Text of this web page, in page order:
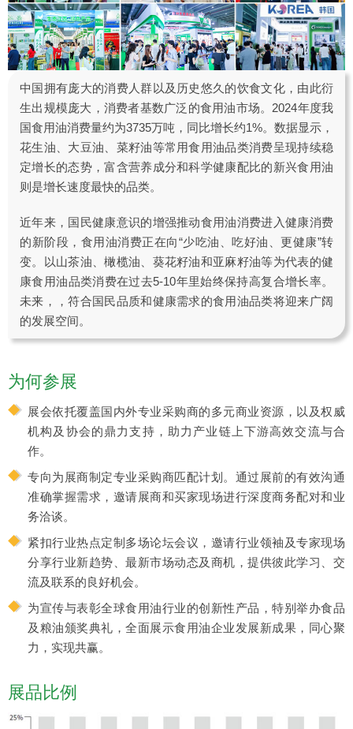
中国拥有庞大的消费人群以及历史悠久的饮食文化，由此衍
生出规模庞大，消费者基数广泛的食用油市场。2024年度我
国食用油消费量约为3735万吨，同比增长约1%。数据显示，
花生油、大豆油、菜籽油等常用食用油品类消费呈现持续稳
定增长的态势，富含营养成分和科学健康配比的新兴食用油
则是增长速度最快的品类。
近年来，国民健康意识的增强推动食用油消费进入健康消费
的新阶段，食用油消费正在向“少吃油、吃好油、更健康”转
变。以山茶油、橄榄油、葵花籽油和亚麻籽油等为代表的健
康食用油品类消费在过去5-10年里始终保持高复合增长率。
未来，，符合国民品质和健康需求的食用油品类将迎来广阔
的发展空间。
为何参展
展会依托覆盖国内外专业采购商的多元商业资源，以及权威
机构及协会的鼎力支持，助力产业链上下游高效交流与合
作。
专向为展商制定专业采购商匹配计划。通过展前的有效沟通
准确掌握需求，邀请展商和买家现场进行深度商务配对和业
务洽谈。
紧扣行业热点定制多场论坛会议，邀请行业领袖及专家现场
分享行业新趋势、最新市场动态及商机，提供彼此学习、交
流及联系的良好机会。
为宣传与表彰全球食用油行业的创新性产品，特别举办食品
及粮油颁奖典礼，全面展示食用油企业发展新成果，同心聚
力，实现共赢。
展品比例